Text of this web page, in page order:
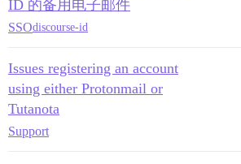
ID 的备用电子邮件
SSOdiscourse-id
Issues registering an account
using either Protonmail or
Tutanota
Support